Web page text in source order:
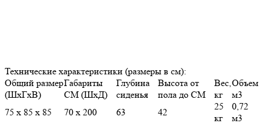
Технические характеристики (размеры в см):
Общий размер
(ШхГхВ)
Габариты
СМ (ШхД)
Глубина
сиденья
Высота от
пола до СМ
Вес,
кг
Объем
м3
75 х 85 х 85
70 х 200 63 42
25
кг
0,72
м3